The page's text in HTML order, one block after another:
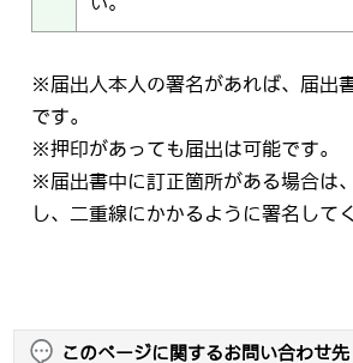
※届出人本人の署名があれば、届出
です。
※押印があっても届出は可能です。
※届出書中に訂正箇所がある場合は
し、二重線にかかるように署名して
このページに関するお問い合わせ先